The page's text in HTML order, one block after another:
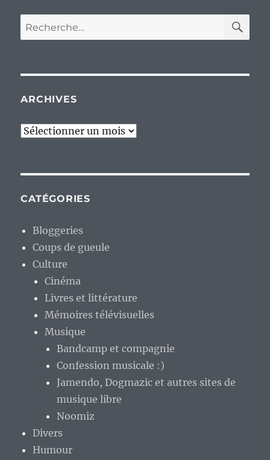
Recherche
pour :
ARCHIVES
Archives
CATÉGORIES
Bloggeries
Coups de gueule
Culture
Cinéma
Livres et littérature
Mémoires télévisuelles
Musique
Bandcamp et compagnie
Confession musicale :)
Jamendo, Dogmazic et autres sites de
musique libre
Noomiz
Divers
Humour